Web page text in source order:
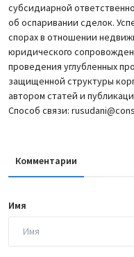
субсидиарной
об оспаривании сделок.
спорах в отношении
юридического
проведения углубленных
защищенной структуры
автором статей и
Способ связи:
Комментарии
Имя